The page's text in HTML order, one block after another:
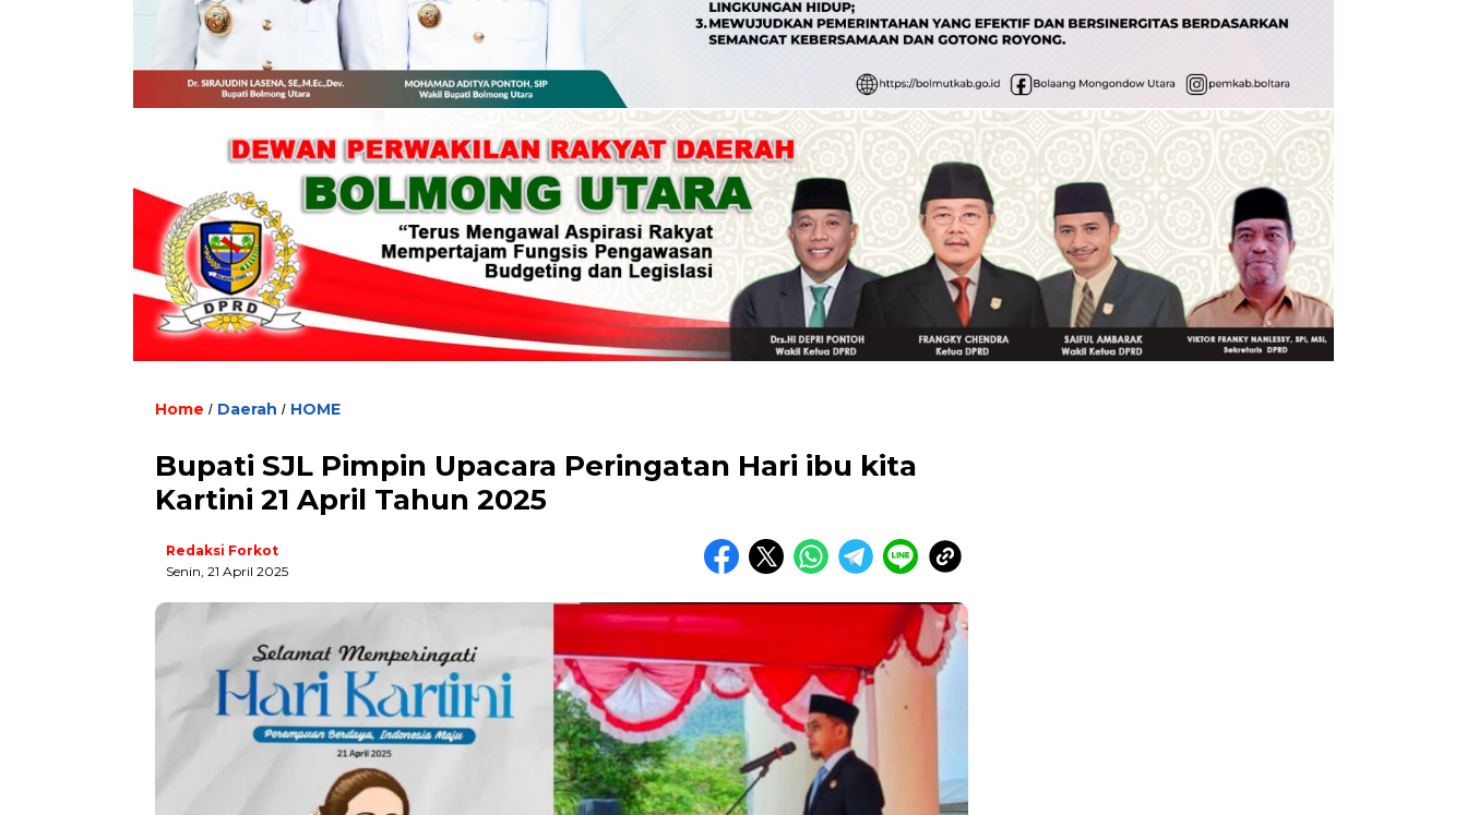
Home / Daerah / HOME
Bupati SJL Pimpin Upacara Peringatan Hari ibu kita
Kartini 21 April Tahun 2025
Redaksi Forkot
Senin, 21 April 2025